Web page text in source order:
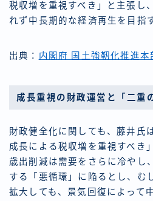
税収増を重視すべき」と主張し
れず中長期的な経済再生を目指
出典： 内閣府 国土強靭化推進本
成長重視の財政運営と「二重
財政健全化に関しても、藤井氏
成長による税収増を重視すべき
歳出削減は需要をさらに冷やし
する「悪循環」に陥るとし、む
拡大しても、景気回復によって